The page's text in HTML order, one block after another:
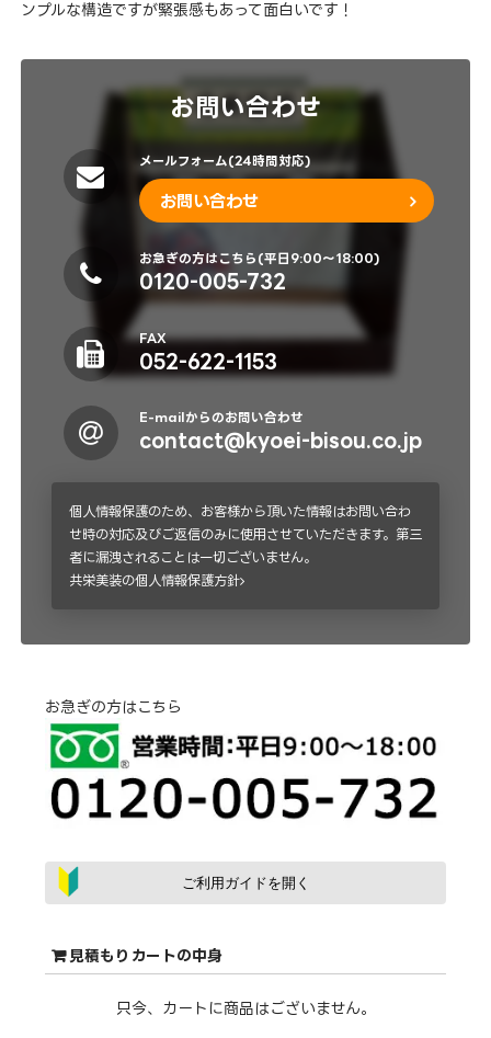
ンプルな構造ですが緊張感もあって面白いです！
お問い合わせ
メールフォーム(24時間対応)
お問い合わせ
お急ぎの方はこちら(平日9:00～18:00)
0120-005-732
FAX
052-622-1153
E-mailからのお問い合わせ
contact@kyoei-bisou.co.jp
個人情報保護のため、お客様から頂いた情報はお問い合わ
せ時の対応及びご返信のみに使用させていただきます。第三
者に漏洩されることは一切ございません。
共栄美装の個人情報保護方針
お急ぎの方はこちら
ご利用ガイドを開く
見積もりカートの中身
只今、カートに商品はございません。